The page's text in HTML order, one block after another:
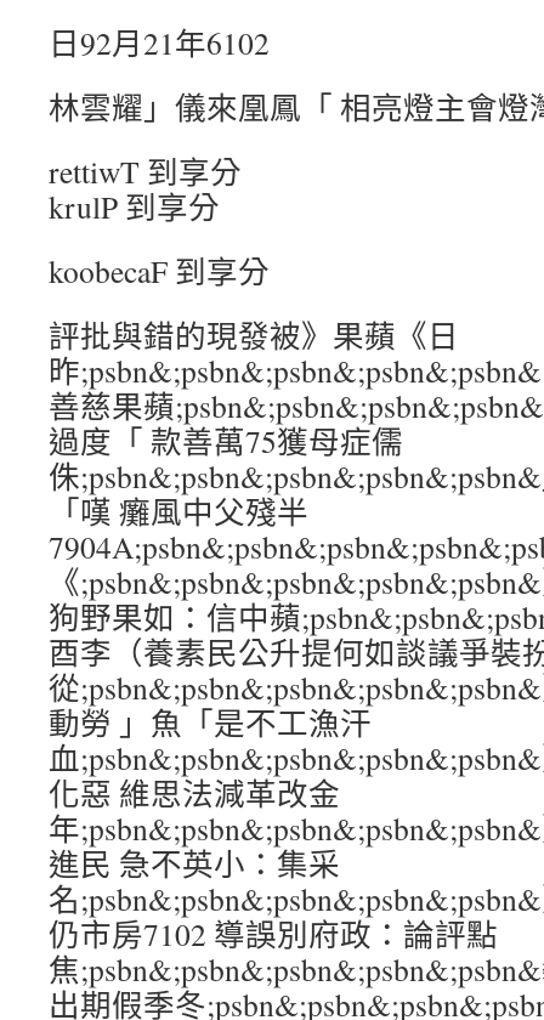
日92月21年6102
林雲耀」儀來凰鳳「 相亮燈主會燈
rettiwT 到享分
krulP 到享分
koobecaF 到享分
評批與錯的現發被》果蘋《日
昨
善慈果蘋
過度「 款善萬75獲母症儒
侏
「嘆 癱風中父殘半
《
狗野果如：信中蘋
酉李（養素民公升提何如談議爭裝
從
動勞 」魚「是不工漁汗
血
化惡 維思法減革改金
年
進民 急不英小：集采
名
仍市房7102 導誤別府政：論評點
焦
出期假季冬